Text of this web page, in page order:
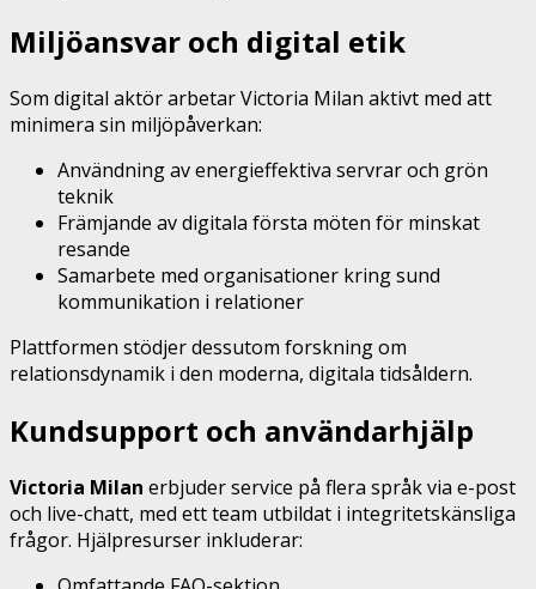
Miljöansvar och digital etik
Som digital aktör arbetar Victoria Milan aktivt med att
minimera sin miljöpåverkan:
Användning av energieffektiva servrar och grön
teknik
Främjande av digitala första möten för minskat
resande
Samarbete med organisationer kring sund
kommunikation i relationer
Plattformen stödjer dessutom forskning om
relationsdynamik i den moderna, digitala tidsåldern.
Kundsupport och användarhjälp
Victoria Milan erbjuder service på flera språk via e-post
och live-chatt, med ett team utbildat i integritetskänsliga
frågor. Hjälpresurser inkluderar: